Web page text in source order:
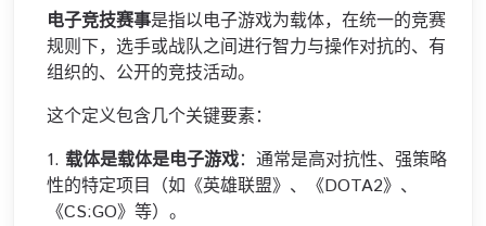
电子竞技赛事是指以电子游戏为载体，在统一的竞赛
规则下，选手或战队之间进行智力与操作对抗的、有
组织的、公开的竞技活动。
这个定义包含几个关键要素：
1. 载体是载体是电子游戏：通常是高对抗性、强策略
性的特定项目（如《英雄联盟》、《DOTA2》、
《CS:GO》等）。